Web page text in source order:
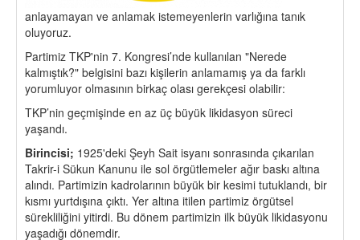
anlayamayan ve anlamak istemeyenlerin varlığına tanık
oluyoruz.
Partimiz TKP'nin 7. Kongresi’nde kullanılan "Nerede
kalmıştık?" belgisini bazı kişilerin anlamamış ya da farklı
yorumluyor olmasının birkaç olası gerekçesi olabilir:
TKP’nin geçmişinde en az üç büyük likidasyon süreci
yaşandı.
Birincisi; 1925'deki Şeyh Sait isyanı sonrasında çıkarılan
Takrir-i Sükun Kanunu ile sol örgütlemeler ağır baskı altına
alındı. Partimizin kadrolarının büyük bir kesimi tutuklandı, bir
kısmı yurtdışına çıktı. Yer altına itilen partimiz örgütsel
sürekliliğini yitirdi. Bu dönem partimizin ilk büyük likidasyonu
yaşadığı dönemdir.